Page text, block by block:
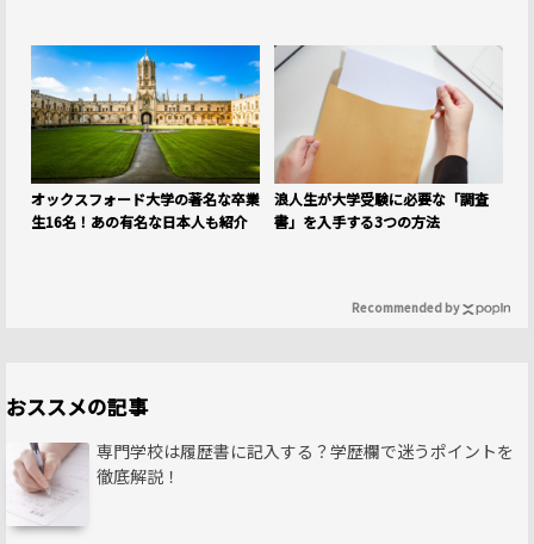
オックスフォード大学の著名な卒業
生16名！あの有名な日本人も紹介
浪人生が大学受験に必要な「調査
書」を入手する3つの方法
Recommended by
おススメの記事
専門学校は履歴書に記入する？学歴欄で迷うポイントを
徹底解説！